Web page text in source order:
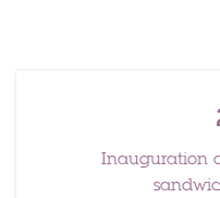
Inauguration